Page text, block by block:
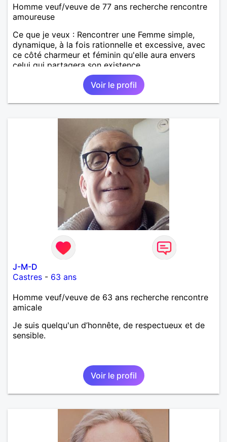
Homme veuf/veuve de 77 ans recherche rencontre
amoureuse
Ce que je veux : Rencontrer une Femme simple,
dynamique, à la fois rationnelle et excessive, avec
ce côté charmeur et féminin qu'elle aura envers
celui qui partagera son existence.
Voir le profil
J-M-D
Castres - 63 ans
Homme veuf/veuve de 63 ans recherche rencontre
amicale
Je suis quelqu'un d’honnête, de respectueux et de
sensible.
Voir le profil